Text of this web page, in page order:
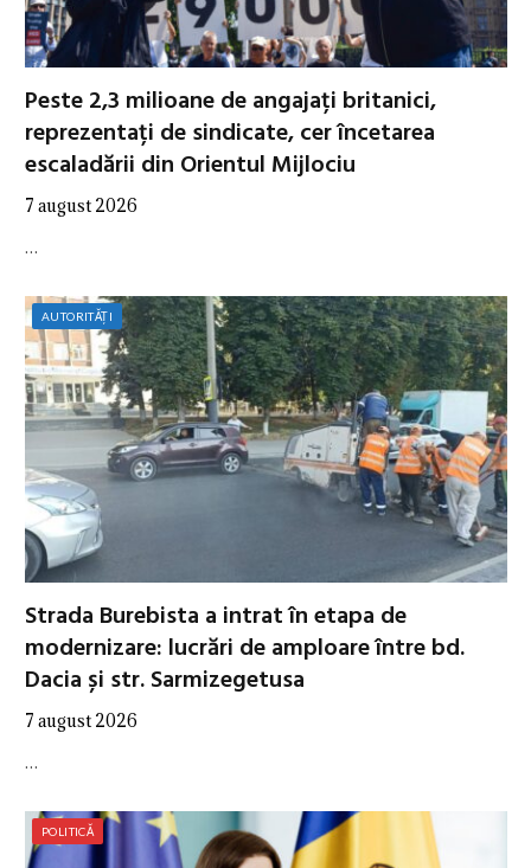
Peste 2,3 milioane de angajați britanici,
reprezentați de sindicate, cer încetarea
escaladării din Orientul Mijlociu
7 august 2026
…
AUTORITĂȚI
Strada Burebista a intrat în etapa de
modernizare: lucrări de amploare între bd.
Dacia și str. Sarmizegetusa
7 august 2026
…
POLITICĂ